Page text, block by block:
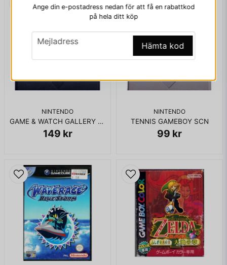
NINTENDO
GAME & WATCH GALLERY 2 GAMEBOY
149 kr
NINTENDO
TENNIS GAMEBOY SCN
99 kr
arkadaction – ett måste i varje Game Boy-samling!
Mejladress
Ja, ni får publicera min fråga
Ange din e-postadress nedan för att få en rabattkod
på hela ditt köp
email
Mejladress Hämta kod